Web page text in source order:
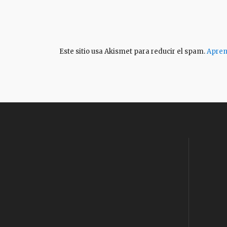
Este sitio usa Akismet para reducir el spam.